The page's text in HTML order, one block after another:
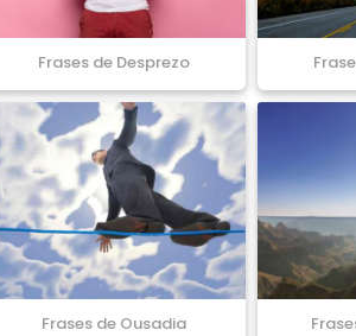
Frases de Desprezo
Frases de Ousadia